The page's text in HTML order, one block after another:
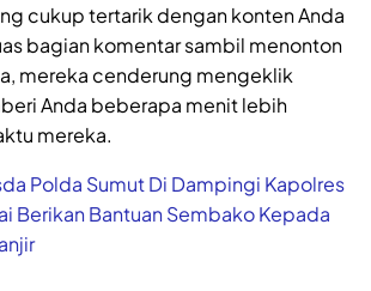
cukup tertarik dengan konten Anda
bagian komentar sambil menonton
mereka cenderung mengeklik
Anda beberapa menit lebih
mereka.
Polda Sumut Di Dampingi Kapolres
Berikan Bantuan Sembako Kepada